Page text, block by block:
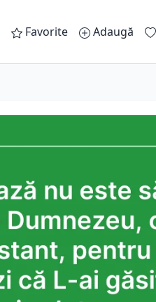
Favorite Adaugă